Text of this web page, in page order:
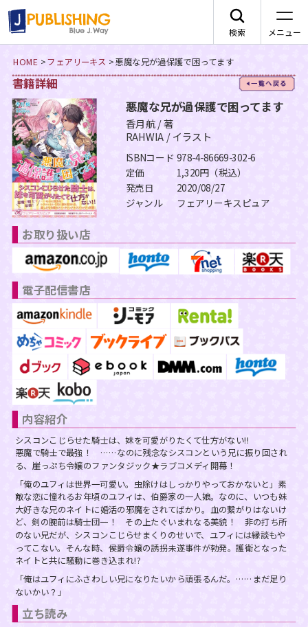
検索 メニュー
JA
レーベルから探す
arca comics
G-Lish
カクテルキス文庫
スフレコミックス
ロイヤルキス＆チュールキス
ピュールコミックス
フェアリーキス
Miacomics
BLUEMOON Novels
ペタル
ジャンルから探す
BLコミック
TLコミック
BLノベル
TLノベル
少女コミック
ライトノベル
全作品ジャンル一覧へ
メニュー
ニュース
作品一覧
会社情報一覧
会社概要
採用情報
募集情報
PurComics募集情報
書店様向け試し読み・POPダウンロード
ご感想・お問合わせ
HOME >フェアリーキス >悪魔な兄が過保護で困ってます
書籍詳細
悪魔な兄が過保護で困ってます
香月航 / 著
RAHWIA / イラスト
ISBNコード 978-4-86669-302-6
定価
1,320円（税込）
発売日 2020/08/27
ジャンル フェアリーキスピュア
お取り扱い店
電子配信書店
内容紹介
シスコンこじらせた騎士は、妹を可愛がりたくて仕方がない!!
悪魔で騎士で最強！ ……なのに残念なシスコンという兄に振り回され
る、崖っぷち令嬢のファンタジック★ラブコメディ開幕！
「俺のユフィは世界一可愛い。虫除けはしっかりやっておかないと」素
敵な恋に憧れるお年頃のユフィは、伯爵家の一人娘。なのに、いつも妹
大好きな兄のネイトに婚活の邪魔をされてばかり。血の繋がりはないけ
ど、剣の腕前は騎士団一！ その上たぐいまれなる美貌！ 非の打ち所
のない兄だが、シスコンこじらせまくりのせいで、ユフィには縁談もや
ってこない。そんな時、侯爵令嬢の誘拐未遂事件が勃発。護衛となった
ネイトと共に騒動に巻き込まれ!?
「俺はユフィにふさわしい兄になりたいから頑張るんだ。……まだ足り
ないかい？」
立ち読み